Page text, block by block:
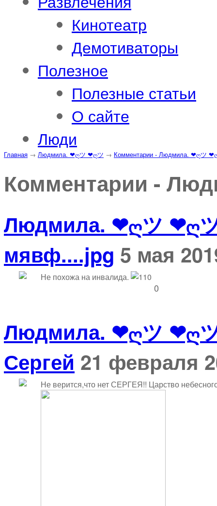
Кинотеатр
Демотиваторы
Полезное
Полезные статьи
О сайте
Люди
Главная → Людмила. ❤ღツ ❤ღツ → Комментарии - Людмила. ❤ღツ
Комментарии -
Людмила. ❤ღツ ❤ღ
мявф....jpg 5 мая
Не похожа на инвалида.
0
Людмила. ❤ღツ ❤ღ
Сергей 21 февраля
Не верится,что нет СЕРГЕЯ!! Царство